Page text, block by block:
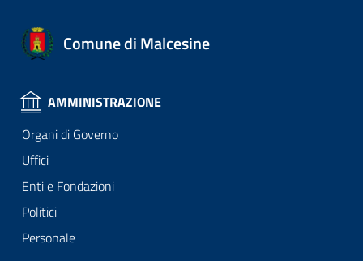
Comune di Malcesine
AMMINISTRAZIONE
Organi di Governo
Uffici
Enti e Fondazioni
Politici
Personale